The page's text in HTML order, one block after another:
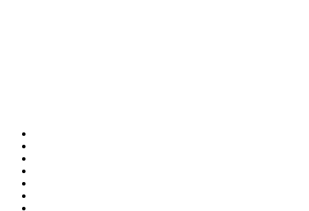
ERSTES
SEEBAD
Sommerfrische
seit
1793.